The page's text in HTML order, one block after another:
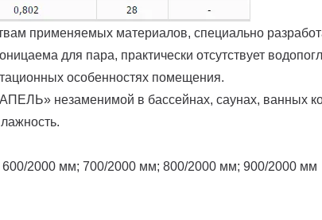
применяемых материалов, специально
для пара, практически отсутствует
особенностях помещения.
незаменимой в бассейнах, саунах, ванных
2000 мм; 700/2000 мм; 800/2000 мм; 900/2000 мм